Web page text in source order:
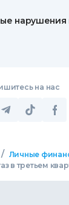
нарушения
на нас
/ Личные
в третьем